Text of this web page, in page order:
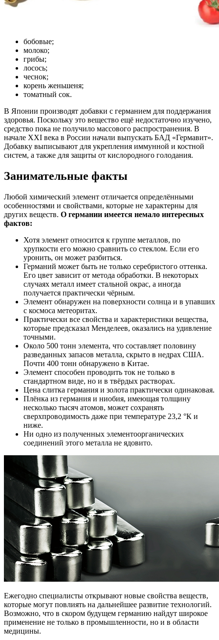
бобовые;
молоко;
грибы;
лосось;
чеснок;
корень женьшеня;
томатный сок.
В Японии производят добавки с германием для поддержания
здоровья. Поскольку это вещество ещё недостаточно изучено,
средство пока не получило массового распространения. В
начале XXI века в России начали выпускать БАД «Гермавит».
Добавку выписывают для укрепления иммунной и костной
систем, а также для защиты от кислородного голодания.
Занимательные факты
Любой химический элемент отличается определёнными
особенностями и свойствами, которые не характерны для
других веществ. О германии имеется немало интересных
фактов:
Хотя элемент относится к группе металлов, по
хрупкости его можно сравнить со стеклом. Если его
уронить, он может разбиться.
Германий может быть не только серебристого оттенка.
Его цвет зависит от метода обработки. В некоторых
случаях металл имеет стальной окрас, а иногда
получается практически чёрным.
Элемент обнаружен на поверхности солнца и в упавших
с космоса метеоритах.
Практически все свойства и характеристики вещества,
которые предсказал Менделеев, оказались на удивление
точными.
Около 500 тонн элемента, что составляет половину
разведанных запасов металла, скрыто в недрах США.
Почти 400 тонн обнаружено в Китае.
Элемент способен проводить ток не только в
стандартном виде, но и в твёрдых растворах.
Цена слитка германия и золота практически одинаковая.
Плёнка из германия и ниобия, имеющая толщину
несколько тысяч атомов, может сохранять
сверхпроводимость даже при температуре 23,2 °К и
ниже.
Ни одно из полученных элементоорганических
соединений этого металла не ядовито.
Ежегодно специалисты открывают новые свойства веществ,
которые могут повлиять на дальнейшее развитие технологий.
Возможно, что в скором будущем германию найдут широкое
применение не только в промышленности, но и в области
медицины.